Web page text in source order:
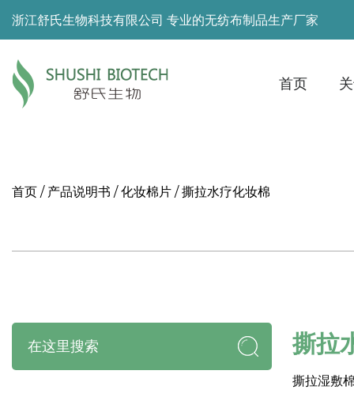
浙江舒氏生物科技有限公司 专业的无纺布制品生产厂家
首页
首页 / 产品说明书 /化妆棉片 /撕拉水疗化妆棉
撕拉
撕拉湿敷